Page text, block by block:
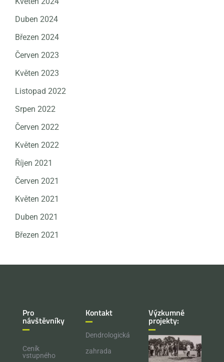
Duben 2024
Březen 2024
Červen 2023
Květen 2023
Listopad 2022
Srpen 2022
Červen 2022
Květen 2022
Říjen 2021
Červen 2021
Květen 2021
Duben 2021
Březen 2021
Pro
návštěvníky
Ceník
vstupného
Kontakt
Dendrologická
zahrada
Výzkumné
projekty: